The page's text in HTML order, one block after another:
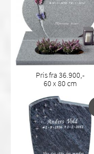
Pris fra 36.900,-
60 x 80 cm